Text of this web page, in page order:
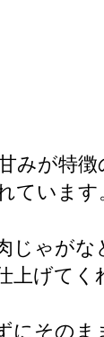
みが特徴
ています
ゃがな
げてく
そのま